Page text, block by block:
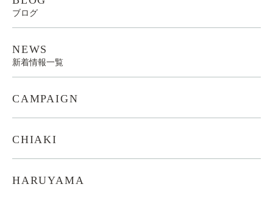
ブログ
NEWS
新着情報一覧
CAMPAIGN
CHIAKI
HARUYAMA